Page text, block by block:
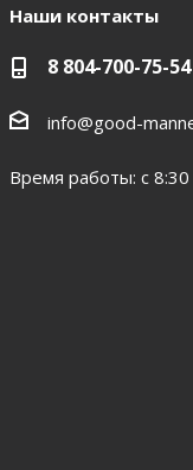
Наши контакты
8 804-700-75-54
info@good-
Время работы: с